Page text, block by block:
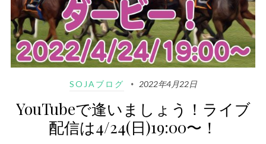
SOJAブログ 2022年4月22日
YouTubeで逢いましょう！ライブ
配信は4/24(日)19:00〜！